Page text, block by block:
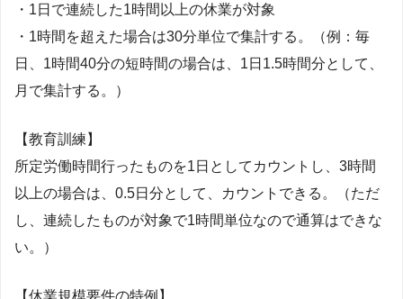
・1日で連続した1時間以上の休業が対象
・1時間を超えた場合は30分単位で集計する。（例：毎
日、1時間40分の短時間の場合は、1日1.5時間分として、
月で集計する。）
【教育訓練】
所定労働時間行ったものを1日としてカウントし、3時間
以上の場合は、0.5日分として、カウントできる。（ただ
し、連続したものが対象で1時間単位なので通算はできな
い。）
【休業規模要件の特例】